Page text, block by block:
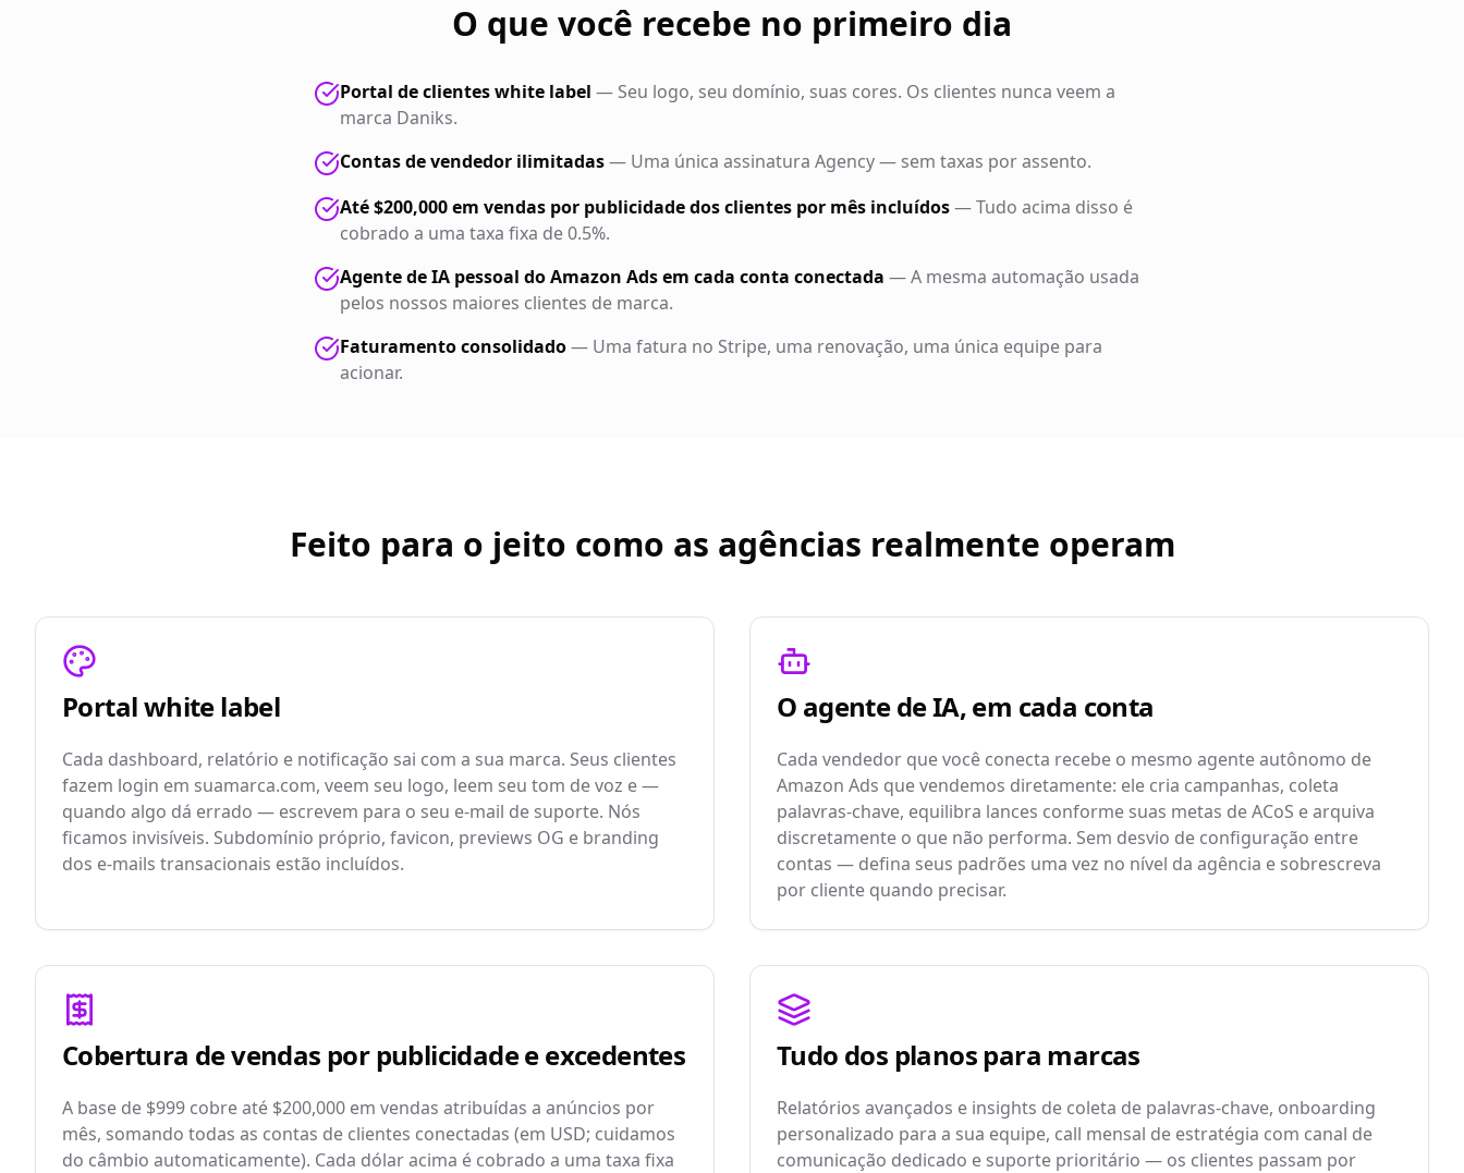
O que você recebe no primeiro dia
Portal de clientes white label — Seu logo, seu domínio, suas cores. Os clientes nunca veem a
marca Daniks.
Contas de vendedor ilimitadas— Uma única assinatura Agency — sem taxas por assento.
Até $200,000 em vendas por publicidade dos clientes por mês incluídos—Tudo acima disso é
cobrado a uma taxa fixa de 0.5%.
Agente de IA pessoal do Amazon Ads em cada conta conectada —A mesma automação usada
pelos nossos maiores clientes de marca.
Faturamento consolidado— Uma fatura no Stripe, uma renovação, uma única equipe para
acionar.
Feito para o jeito como as agências realmente operam
Portal white label
Cada dashboard, relatório e notificação sai com a sua marca. Seus clientes
fazem login em suamarca.com, veem seu logo, leem seu tom de voz e —
quando algo dá errado — escrevem para o seu e-mail de suporte. Nós
ficamos invisíveis. Subdomínio próprio, favicon, previews OG e branding
dos e-mails transacionais estão incluídos.
O agente de IA, em cada conta
Cada vendedor que você conecta recebe o mesmo agente autônomo de
Amazon Ads que vendemos diretamente: ele cria campanhas, coleta
palavras-chave, equilibra lances conforme suas metas de ACoS e arquiva
discretamente o que não performa. Sem desvio de configuração entre
contas — defina seus padrões uma vez no nível da agência e sobrescreva
por cliente quando precisar.
Cobertura de vendas por publicidade e excedentes
A base de $999 cobre até $200,000 em vendas atribuídas a anúncios por
mês, somando todas as contas de clientes conectadas (em USD; cuidamos
do câmbio automaticamente). Cada dólar acima é cobrado a uma taxa fixa
Tudo dos planos para marcas
Relatórios avançados e insights de coleta de palavras-chave, onboarding
personalizado para a sua equipe, call mensal de estratégia com canal de
comunicação dedicado e suporte prioritário — os clientes passam por